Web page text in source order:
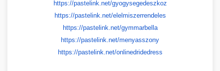
https://pastelink.net/gyogysegedeszkoz
https://pastelink.net/elelmiszerrendeles
https://pastelink.net/gymmarbella
https://pastelink.net/menyasszony
https://pastelink.net/onlinedridedress